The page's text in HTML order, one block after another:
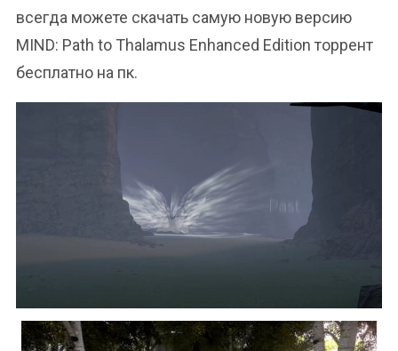
всегда можете скачать самую новую версию
MIND: Path to Thalamus Enhanced Edition торрент
бесплатно на пк.